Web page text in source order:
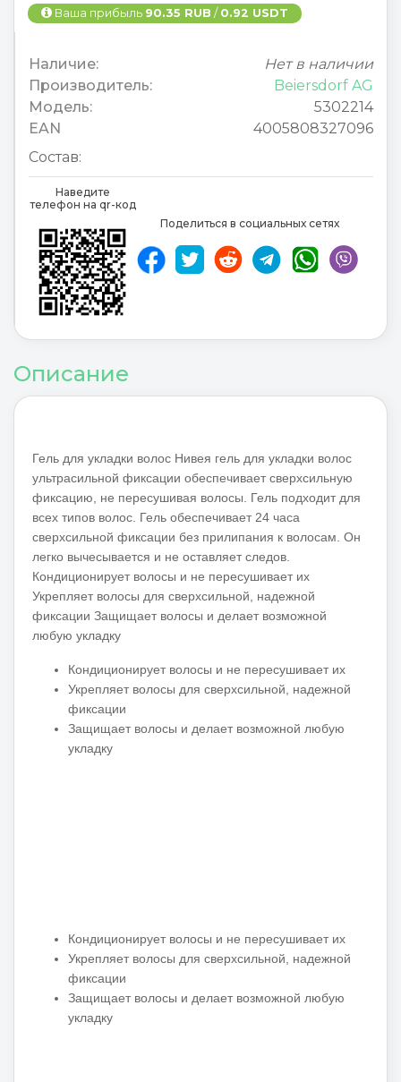
Ваша прибыль 90.35 RUB / 0.92 USDT
Наличие:
Нет в наличии
Производитель:
Beiersdorf AG
Модель:
5302214
EAN
4005808327096
Состав:
Наведите
телефон на qr-код
Поделиться в социальных сетях
Описание
Гель для укладки волос Нивея гель для укладки волос
ультрасильной фиксации обеспечивает сверхсильную
фиксацию, не пересушивая волосы. Гель подходит для
всех типов волос. Гель обеспечивает 24 часа
сверхсильной фиксации без прилипания к волосам. Он
легко вычесывается и не оставляет следов.
Кондиционирует волосы и не пересушивает их
Укрепляет волосы для сверхсильной, надежной
фиксации Защищает волосы и делает возможной
любую укладку
Кондиционирует волосы и не пересушивает их
Укрепляет волосы для сверхсильной, надежной
фиксации
Защищает волосы и делает возможной любую
укладку
Кондиционирует волосы и не пересушивает их
Укрепляет волосы для сверхсильной, надежной
фиксации
Защищает волосы и делает возможной любую
укладку